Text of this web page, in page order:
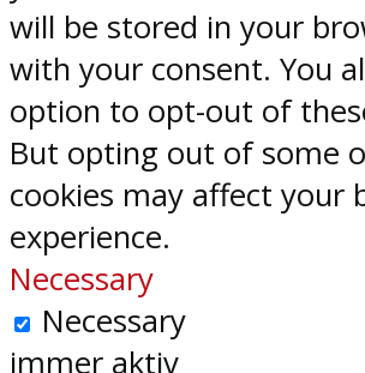
will be stored in your
with your consent. You
option to opt-out of
But opting out of some
cookies may affect your
experience.
Necessary
Necessary
immer aktiv